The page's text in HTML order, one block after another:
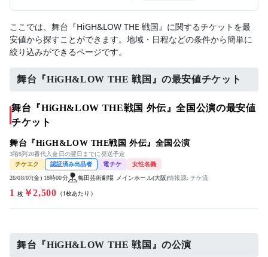
ここでは、舞台『HiGH&LOW THE 戦国』に関するチケットを最
安値から探すことができます。地域・日程などの条件から簡単に
絞り込みができるページです。
舞台『HiGH&LOW THE 戦国』の最安値チケット
舞台『HiGH&LOW THE戦国 外伝』全国公演の最安値
チケット
舞台『HiGH&LOW THE戦国 外伝』全国公演
3階8列20番代入金日の翌日までに発送予定
チケエク
認証済み出品者 電チケ 女性名義
26/08/07(金) 18時00分 梅田芸術劇場 メインホール(大阪)情報源: チケ流
1 枚￥2,500 （1枚あたり）
舞台『HiGH&LOW THE 戦国』の公演